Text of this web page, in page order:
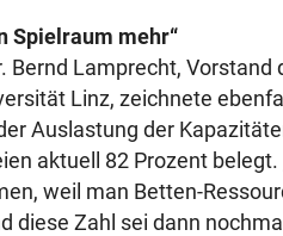
Spielraum mehr“
Bernd Lamprecht,
Linz, zeichnete
Auslastung der
aktuell 82 Prozent
weil man Betten-
diese Zahl sei dann